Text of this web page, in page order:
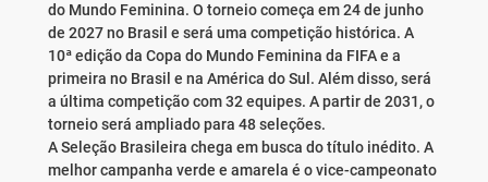
do Mundo Feminina. O torneio começa em 24 de junho
de 2027 no Brasil e será uma competição histórica. A
10ª edição da Copa do Mundo Feminina da FIFA e a
primeira no Brasil e na América do Sul. Além disso, será
a última competição com 32 equipes. A partir de 2031, o
torneio será ampliado para 48 seleções.
A Seleção Brasileira chega em busca do título inédito. A
melhor campanha verde e amarela é o vice-campeonato